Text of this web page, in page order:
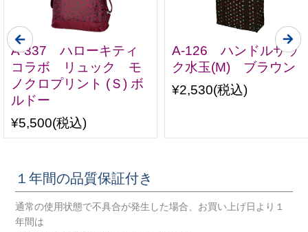
A-337 ハローキティ
コラボ リュック モ
ノクロプリント (Ｓ) ボ
ルドー
¥5,500(税込)
A-126 ハンドルサッ
ク水玉(M) ブラウン
¥2,530(税込)
１年間の品質保証付き
通常の使用状態で不具合が発生した場合、お買い上げ日より１
年間は